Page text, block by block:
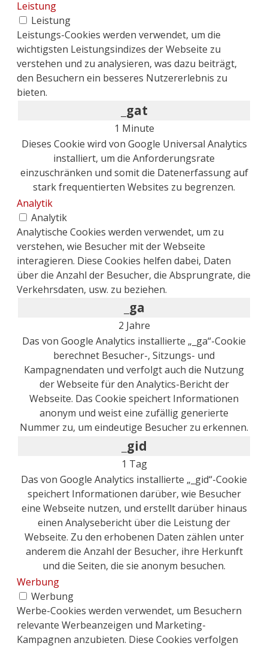
Leistung
Leistung
Leistungs-Cookies werden verwendet, um die
wichtigsten Leistungsindizes der Webseite zu
verstehen und zu analysieren, was dazu beiträgt,
den Besuchern ein besseres Nutzererlebnis zu
bieten.
_gat
1 Minute
Dieses Cookie wird von Google Universal Analytics
installiert, um die Anforderungsrate
einzuschränken und somit die Datenerfassung auf
stark frequentierten Websites zu begrenzen.
Analytik
Analytik
Analytische Cookies werden verwendet, um zu
verstehen, wie Besucher mit der Webseite
interagieren. Diese Cookies helfen dabei, Daten
über die Anzahl der Besucher, die Absprungrate, die
Verkehrsdaten, usw. zu beziehen.
_ga
2 Jahre
Das von Google Analytics installierte „_ga“-Cookie
berechnet Besucher-, Sitzungs- und
Kampagnendaten und verfolgt auch die Nutzung
der Webseite für den Analytics-Bericht der
Webseite. Das Cookie speichert Informationen
anonym und weist eine zufällig generierte
Nummer zu, um eindeutige Besucher zu erkennen.
_gid
1 Tag
Das von Google Analytics installierte „_gid“-Cookie
speichert Informationen darüber, wie Besucher
eine Webseite nutzen, und erstellt darüber hinaus
einen Analysebericht über die Leistung der
Webseite. Zu den erhobenen Daten zählen unter
anderem die Anzahl der Besucher, ihre Herkunft
und die Seiten, die sie anonym besuchen.
Werbung
Werbung
Werbe-Cookies werden verwendet, um Besuchern
relevante Werbeanzeigen und Marketing-
Kampagnen anzubieten. Diese Cookies verfolgen